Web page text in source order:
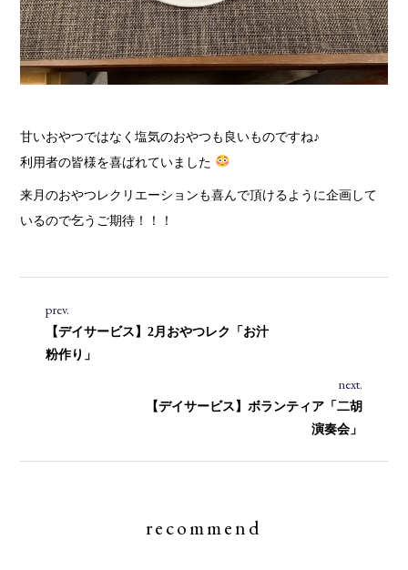
甘いおやつではなく塩気のおやつも良いものですね♪
利用者の皆様を喜ばれていました
来月のおやつレクリエーションも喜んで頂けるように企画して
いるので乞うご期待！！！
prev.
【デイサービス】2月おやつレク「お汁
粉作り」
next.
【デイサービス】ボランティア「二胡
演奏会」
recommend